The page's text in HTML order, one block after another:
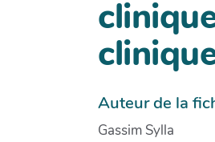
Auteur de la
Gassim Sylla